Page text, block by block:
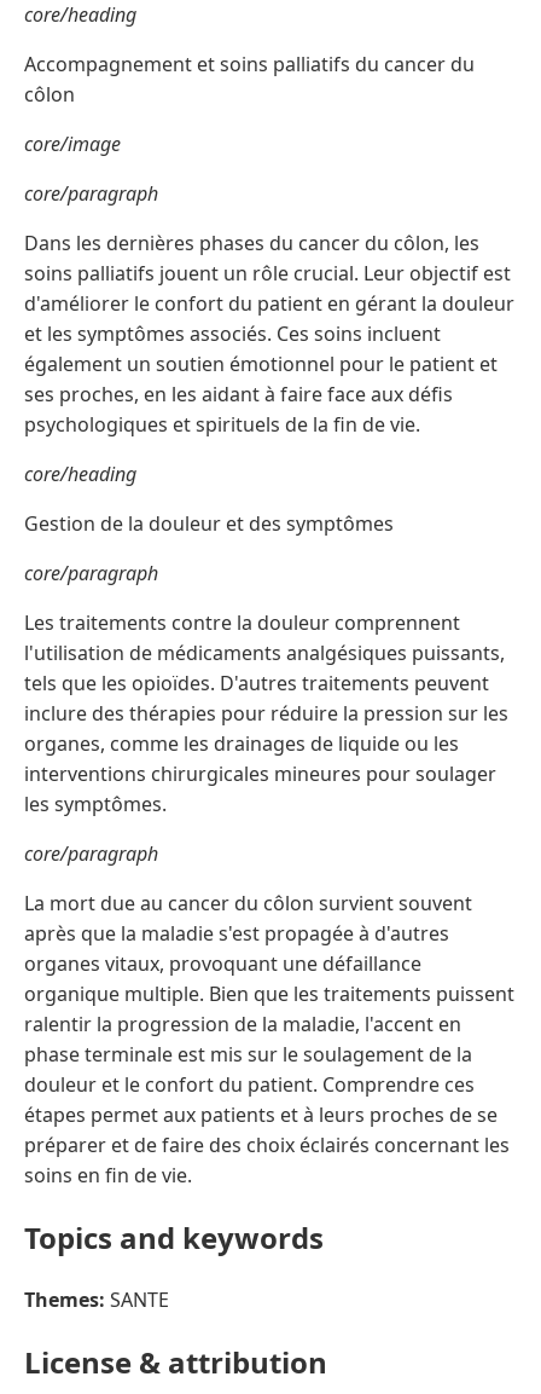
core/heading
Accompagnement et soins palliatifs du cancer du
côlon
core/image
core/paragraph
Dans les dernières phases du cancer du côlon, les
soins palliatifs jouent un rôle crucial. Leur objectif est
d'améliorer le confort du patient en gérant la douleur
et les symptômes associés. Ces soins incluent
également un soutien émotionnel pour le patient et
ses proches, en les aidant à faire face aux défis
psychologiques et spirituels de la fin de vie.
core/heading
Gestion de la douleur et des symptômes
core/paragraph
Les traitements contre la douleur comprennent
l'utilisation de médicaments analgésiques puissants,
tels que les opioïdes. D'autres traitements peuvent
inclure des thérapies pour réduire la pression sur les
organes, comme les drainages de liquide ou les
interventions chirurgicales mineures pour soulager
les symptômes.
core/paragraph
La mort due au cancer du côlon survient souvent
après que la maladie s'est propagée à d'autres
organes vitaux, provoquant une défaillance
organique multiple. Bien que les traitements puissent
ralentir la progression de la maladie, l'accent en
phase terminale est mis sur le soulagement de la
douleur et le confort du patient. Comprendre ces
étapes permet aux patients et à leurs proches de se
préparer et de faire des choix éclairés concernant les
soins en fin de vie.
Topics and keywords
Themes: SANTE
License & attribution